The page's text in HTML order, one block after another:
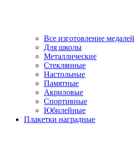
Все изготовление медалей
Для школы
Металлические
Стеклянные
Настольные
Памятные
Акриловые
Спортивные
Юбилейные
Плакетки наградные